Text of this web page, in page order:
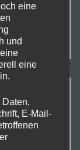
eine
und
eine
E-Mail-